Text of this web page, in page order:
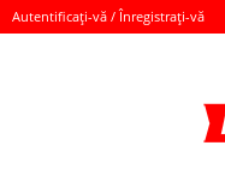
Autentificați-vă / Înregistrați-vă